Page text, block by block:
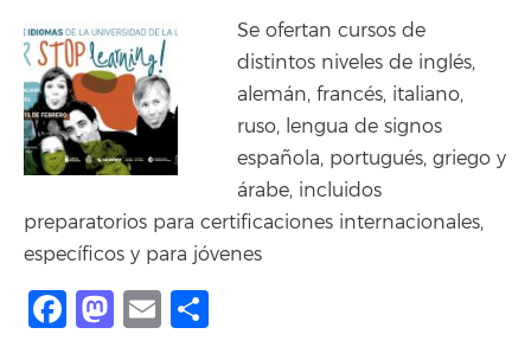
Se ofertan cursos de
distintos niveles de inglés,
alemán, francés, italiano,
ruso, lengua de signos
española, portugués, griego y
árabe, incluidos
preparatorios para certificaciones internacionales,
específicos y para jóvenes
Facebook
Mastodon
Email